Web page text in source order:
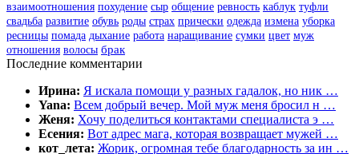
взаимоотношения похудение сыр общение ревность каблук туфли
свадьба развитие обувь роды страх прически одежда измена уборка
ресницы помада дыхание работа наращивание сумки цвет муж
отношения волосы брак
Последние комментарии
Ирина: Я искала помощи у разных гадалок, но ник …
Yana: Всем добрый вечер. Мой муж меня бросил н …
Женя: Хочу поделиться контактами специалиста э …
Есения: Вот адрес мага, которая возвращает мужей …
кот_лета: Жорик, огромная тебе благодарность за ин …